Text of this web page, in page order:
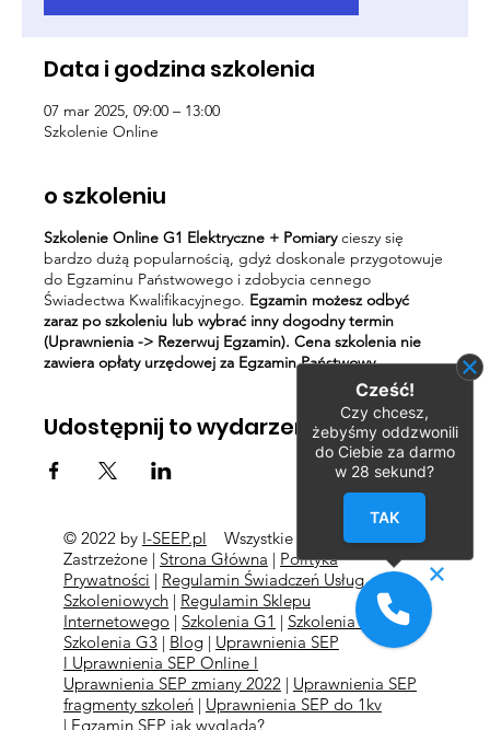
Data i godzina szkolenia
07 mar 2025, 09:00 – 13:00
Szkolenie Online
o szkoleniu
Szkolenie Online G1 Elektryczne + Pomiarycieszy się
bardzo dużą popularnością, gdyż doskonale przygotowuje
do Egzaminu Państwowego i zdobycia cennego
Świadectwa Kwalifikacyjnego. Egzamin możesz odbyć
zaraz po szkoleniu lub wybrać inny dogodny termin
(Uprawnienia -> Rezerwuj Egzamin). Cena szkolenia nie
zawiera opłaty urzędowej za Egzamin Państwowy.
Udostępnij to wydarzenie
© 2022 by I-SEEP.pl
Wszystkie Prawa
Zastrzeżone | Strona Główna | Polityka
Prywatności | Regulamin Świadczeń Usług
Szkoleniowych| Regulamin Sklepu
Internetowego | Szkolenia G1 | Szkolenia G2
l
Szkolenia G3 | Blog| Uprawnienia SEP
l Uprawnienia SEP Online l
Uprawnienia SEP zmiany 2022 | Uprawnienia SEP
fragmenty szkoleń | Uprawnienia SEP do 1kv
| Egzamin SEP jak wygląda?
Cześć!
Czy chcesz,
żebyśmy oddzwonili
do Ciebie za darmo
w 28 sekund?
TAK